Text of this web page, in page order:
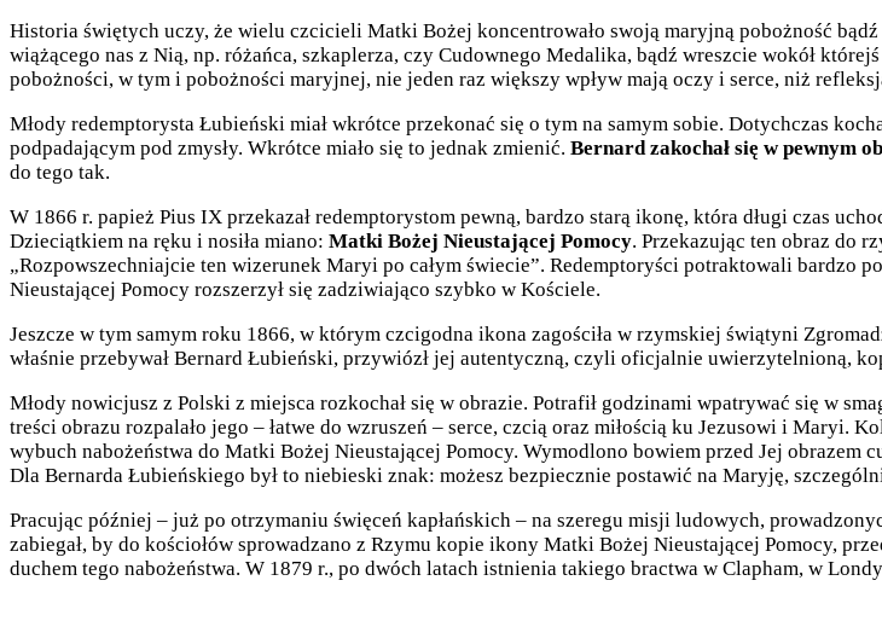
Historia świętych uczy, że wielu czcicieli Matki Bożej koncentrowało swoją maryjną pobożność
wiążącego nas z Nią, np. różańca, szkaplerza, czy Cudownego Medalika, bądź wreszcie wokół
pobożności, w tym i pobożności maryjnej, nie jeden raz większy wpływ mają oczy i serce, niż
Młody redemptorysta Łubieński miał wkrótce przekonać się o tym na samym sobie. Dotychczas
podpadającym pod zmysły. Wkrótce miało się to jednak zmienić. Bernard zakochał się w pewnym
do tego tak.
W 1866 r. papież Pius IX przekazał redemptorystom pewną, bardzo starą ikonę, która długi czas
Dzieciątkiem na ręku i nosiła miano: Matki Bożej Nieustającej Pomocy. Przekazując ten obraz do
„Rozpowszechniajcie ten wizerunek Maryi po całym świecie”. Redemptoryści potraktowali bardzo
Nieustającej Pomocy rozszerzył się zadziwiająco szybko w Kościele.
Jeszcze w tym samym roku 1866, w którym czcigodna ikona zagościła w rzymskiej świątyni
właśnie przebywał Bernard Łubieński, przywiózł jej autentyczną, czyli oficjalnie uwierzytelnioną,
Młody nowicjusz z Polski z miejsca rozkochał się w obrazie. Potrafił godzinami wpatrywać się w
treści obrazu rozpalało jego – łatwe do wzruszeń – serce, czcią oraz miłością ku Jezusowi i
wybuch nabożeństwa do Matki Bożej Nieustającej Pomocy. Wymodlono bowiem przed Jej
Dla Bernarda Łubieńskiego był to niebieski znak: możesz bezpiecznie postawić na Maryję,
Pracując później – już po otrzymaniu święceń kapłańskich – na szeregu misji ludowych,
zabiegał, by do kościołów sprowadzano z Rzymu kopie ikony Matki Bożej Nieustającej Pomocy,
duchem tego nabożeństwa. W 1879 r., po dwóch latach istnienia takiego bractwa w Clapham, w